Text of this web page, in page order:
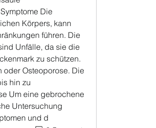
Die
Körpers, kann
führen. Die
Unfälle, da sie die
zu schützen.
oder Osteoporose. Die
hin zu
Um eine gebrochene
Untersuchung
und d